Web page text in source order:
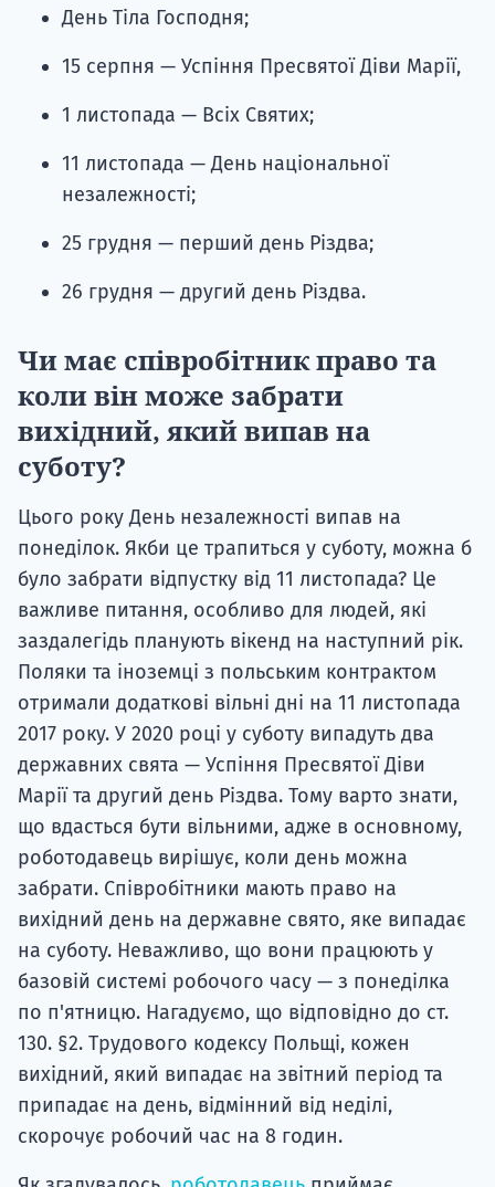
День Тіла Господня;
15 серпня — Успіння Пресвятої Діви Марії,
1 листопада — Всіх Святих;
11 листопада — День національної
незалежності;
25 грудня — перший день Різдва;
26 грудня — другий день Різдва.
Чи має співробітник право та
коли він може забрати
вихідний, який випав на
суботу?
Цього року День незалежності випав на
понеділок. Якби це трапиться у суботу, можна б
було забрати відпустку від 11 листопада? Це
важливе питання, особливо для людей, які
заздалегідь планують вікенд на наступний рік.
Поляки та іноземці з польським контрактом
отримали додаткові вільні дні на 11 листопада
2017 року. У 2020 році у суботу випадуть два
державних свята — Успіння Пресвятої Діви
Марії та другий день Різдва. Тому варто знати,
що вдасться бути вільними, адже в основному,
роботодавець вирішує, коли день можна
забрати. Співробітники мають право на
вихідний день на державне свято, яке випадає
на суботу. Неважливо, що вони працюють у
базовій системі робочого часу — з понеділка
по п'ятницю. Нагадуємо, що відповідно до ст.
130. §2. Трудового кодексу Польщі, кожен
вихідний, який випадає на звітний період та
припадає на день, відмінний від неділі,
скорочує робочий час на 8 годин.